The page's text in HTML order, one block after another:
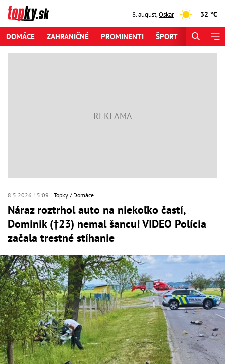
8. august,Oskar 32 °C
DOMÁCE ZAHRANIČNÉ PROMINENTI ŠPORT
8.5.2026 15:09 Topky Domáce
Náraz roztrhol auto na niekoľko častí,
Dominik (†23) nemal šancu! VIDEO Polícia
začala trestné stíhanie